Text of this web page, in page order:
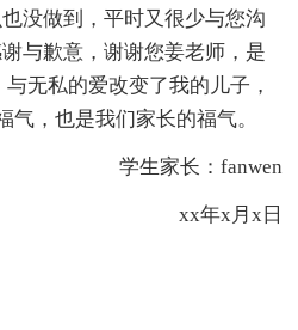
没做到，平时又很少与您沟
与歉意，谢谢您姜老师，是
无私的爱改变了我的儿子，
，也是我们家长的福气。
学生家长：fanwen
xx年x月x日